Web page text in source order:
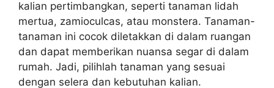
kalian pertimbangkan, seperti tanaman lidah
mertua, zamioculcas, atau monstera. Tanaman-
tanaman ini cocok diletakkan di dalam ruangan
dan dapat memberikan nuansa segar di dalam
rumah. Jadi, pilihlah tanaman yang sesuai
dengan selera dan kebutuhan kalian.